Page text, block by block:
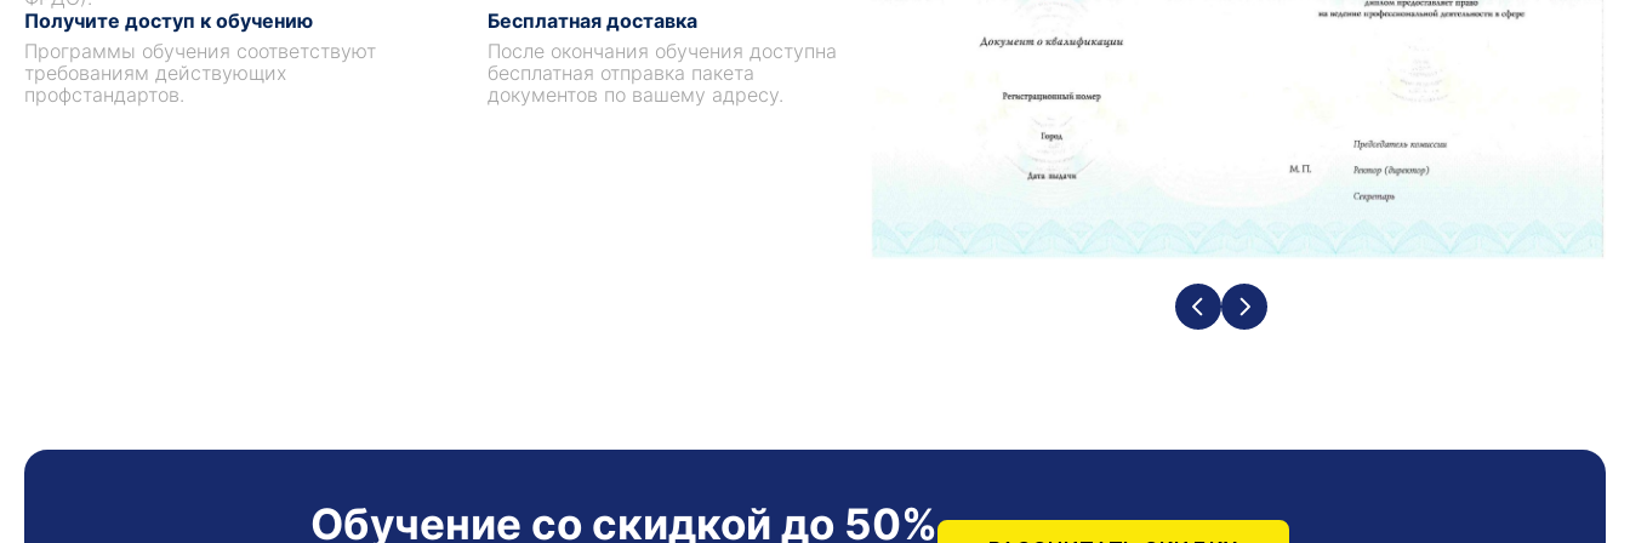
Получите доступ к обучению
Программы обучения соответствуют
требованиям действующих
профстандартов.
Бесплатная доставка
После окончания обучения доступна
бесплатная отправка пакета
документов по вашему адресу.
Обучение со скидкой до 50%